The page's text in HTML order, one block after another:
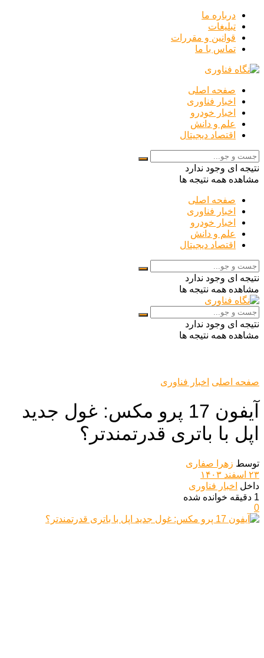
درباره ما
تبلیغات
قوانین و مقررات
تماس با ما
صفحه اصلی
اخبار فناوری
اخبار خودرو
علم و دانش
اقتصاد دیجیتال
نتیجه ای وجود ندارد
مشاهده همه نتیجه ها
صفحه اصلی
اخبار فناوری
اخبار خودرو
علم و دانش
اقتصاد دیجیتال
نتیجه ای وجود ندارد
مشاهده همه نتیجه ها
نتیجه ای وجود ندارد
مشاهده همه نتیجه ها
صفحه اصلی اخبار فناوری
آیفون 17 پرو مکس: غول جدید
اپل با باتری قدرتمندتر؟
توسط زهرا صفاری
۲۳ اسفند ۱۴۰۳
داخل اخبار فناوری
1 دقیقه خوانده شده
0